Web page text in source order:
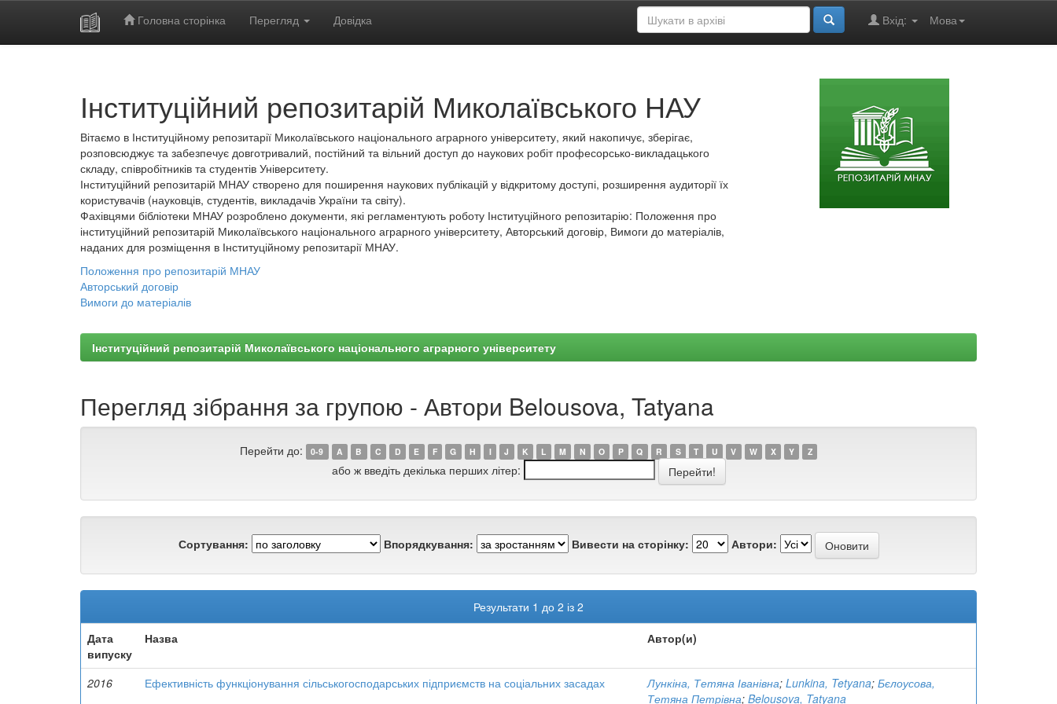
Головна сторінка Перегляд Довідка Мова
Вхід:
Інституційний репозитарій Миколаївського НАУ
Вітаємо в Інституційному репозитарії Миколаївського національного аграрного університету, який накопичує, зберігає,
розповсюджує та забезпечує довготривалий, постійний та вільний доступ до наукових робіт професорсько-викладацького
складу, співробітників та студентів Університету.
Інституційний репозитарій МНАУ створено для поширення наукових публікацій у відкритому доступі, розширення аудиторії їх
користувачів (науковців, студентів, викладачів України та світу).
Фахівцями бібліотеки МНАУ розроблено документи, які регламентують роботу Інституційного репозитарію: Положення про
інституційний репозитарій Миколаївського національного аграрного університету, Авторський договір, Вимоги до матеріалів,
наданих для розміщення в Інституційному репозитарії МНАУ.
Положення про репозитарій МНАУ
Авторський договір
Вимоги до матеріалів
Інституційний репозитарій Миколаївського національного аграрного університету
Перегляд зібрання за групою - Автори Belousova, Tatyana
Перейти до: 0-9 A B C D E F G H I J K L M N O P Q R S T U V W X Y Z
або ж введіть декілька перших літер:
Сортування: Впорядкування: Вивести на сторінку: Автори:
Результати 1 до 2 із 2
Дата
випуску
Назва Автор(и)
2016 Ефективність функціонування сільськогосподарських підприємств на соціальних засадах Лункіна, Тетяна Іванівна; Lunkina, Tetyana; Бєлоусова,
Тетяна Петрівна; Belousova, Tatyana